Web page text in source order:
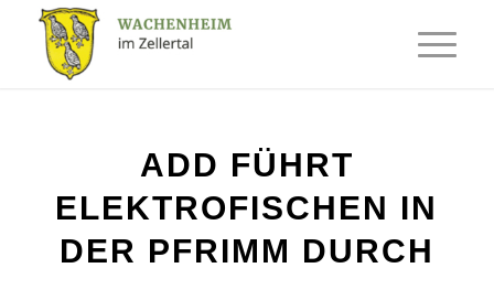
ADD FÜHRT
ELEKTROFISCHEN IN
DER PFRIMM DURCH